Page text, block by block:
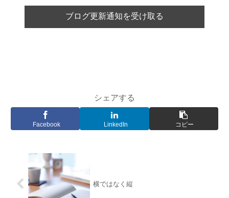
シェアする
Facebook LinkedIn コピー
横ではなく縦